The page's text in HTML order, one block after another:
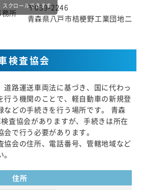
務所
〒039-2246
青森県八戸市桔梗野工業団地二
スクロールできます
検査協会
道路運送車両法に基づき、国に代わっ
行う機関のことで、軽自動車の新規登
などの手続きを行う場所です。 青森
査協会がありますが、手続きは所在
で行う必要があります。
協会の住所、電話番号、管轄地域など
住所